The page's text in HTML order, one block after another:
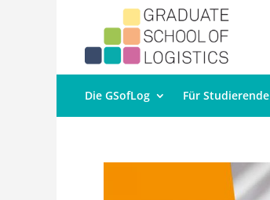
Die GSofLog Für Studierende